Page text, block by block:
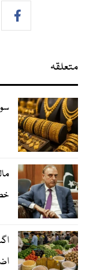
متعلقہ
اضافہ، 20